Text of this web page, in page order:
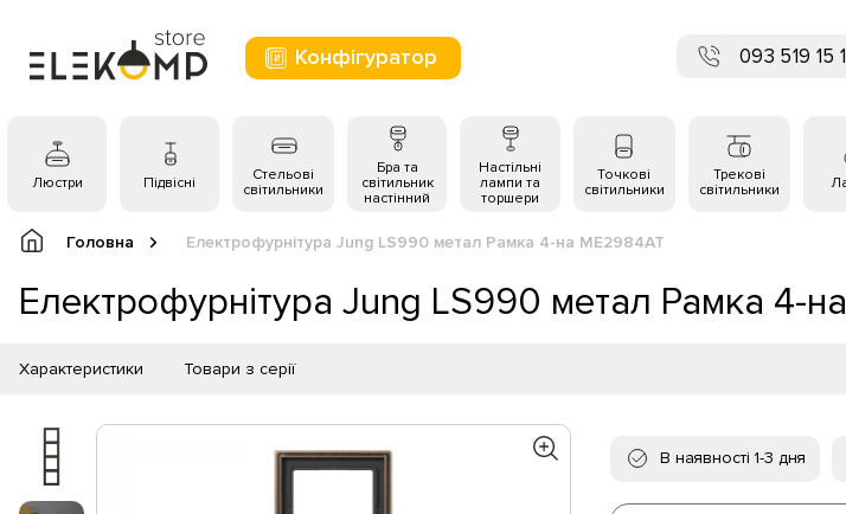
Конфігуратор 093 519 15
Люстри Підвісні
Стельові
світильники
Бра та
світильник
настінний
Настільні
лампи та
торшери
Точкові
світильники
Трекові
світильники
Головна Електрофурнітура Jung LS990 метал Рамка 4-на ME2984AT
Електрофурнітура Jung LS990 метал Рамка 4-
Характеристики Товари з серії
В наявності 1-3 дня